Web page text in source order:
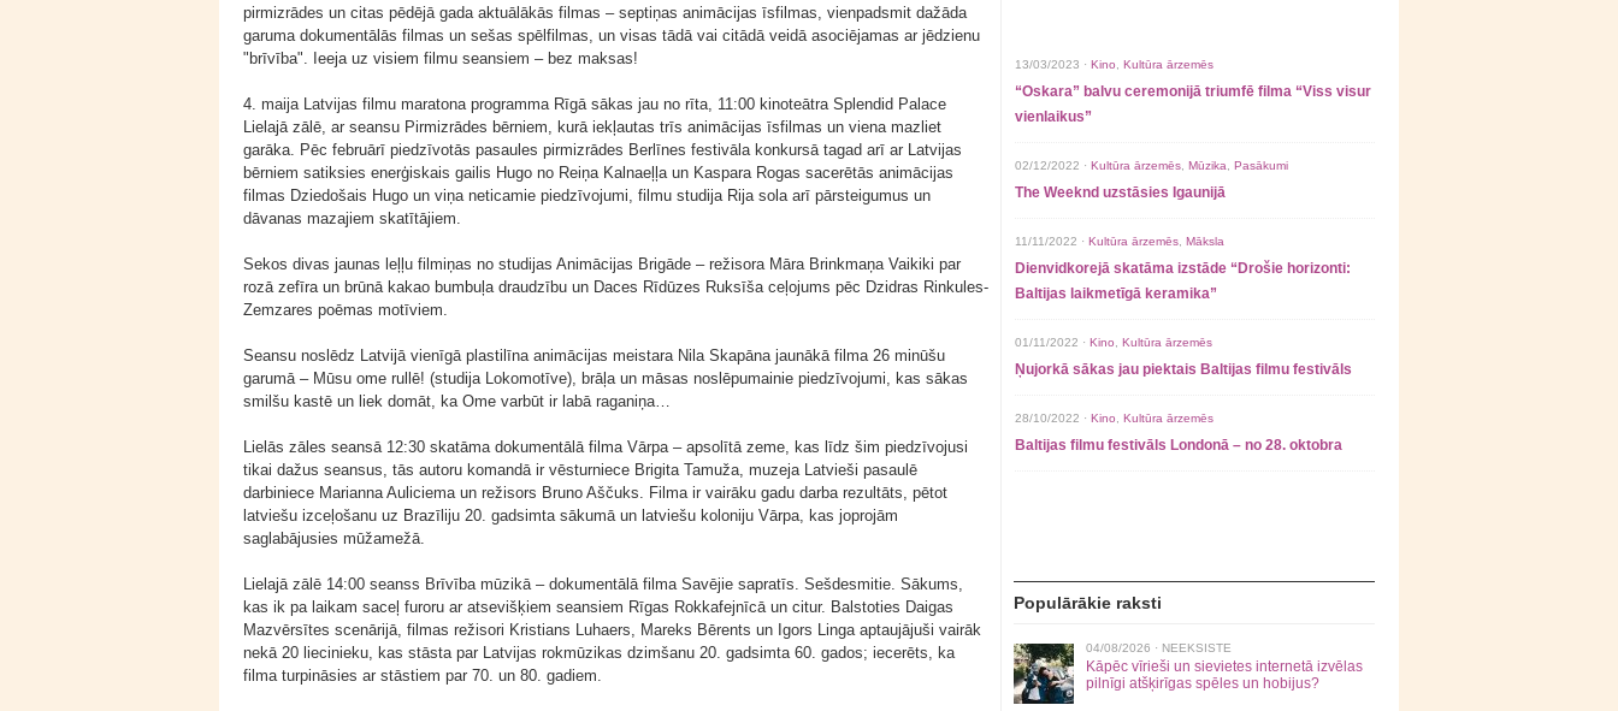
pirmizrādes un citas pēdējā gada aktuālākās filmas – septiņas animācijas īsfilmas, vienpadsmit dažāda
garuma dokumentālās filmas un sešas spēlfilmas, un visas tādā vai citādā veidā asociējamas ar jēdzienu
"brīvība". Ieeja uz visiem filmu seansiem – bez maksas!
4. maija Latvijas filmu maratona programma Rīgā sākas jau no rīta, 11:00 kinoteātra Splendid Palace
Lielajā zālē, ar seansu Pirmizrādes bērniem, kurā iekļautas trīs animācijas īsfilmas un viena mazliet
garāka. Pēc februārī piedzīvotās pasaules pirmizrādes Berlīnes festivāla konkursā tagad arī ar Latvijas
bērniem satiksies enerģiskais gailis Hugo no Reiņa Kalnaeļļa un Kaspara Rogas sacerētās animācijas
filmas Dziedošais Hugo un viņa neticamie piedzīvojumi, filmu studija Rija sola arī pārsteigumus un
dāvanas mazajiem skatītājiem.
Sekos divas jaunas leļļu filmiņas no studijas Animācijas Brigāde – režisora Māra Brinkmaņa Vaikiki par
rozā zefīra un brūnā kakao bumbuļa draudzību un Daces Rīdūzes Ruksīša ceļojums pēc Dzidras Rinkules-
Zemzares poēmas motīviem.
Seansu noslēdz Latvijā vienīgā plastilīna animācijas meistara Nila Skapāna jaunākā filma 26 minūšu
garumā – Mūsu ome rullē! (studija Lokomotīve), brāļa un māsas noslēpumainie piedzīvojumi, kas sākas
smilšu kastē un liek domāt, ka Ome varbūt ir labā raganiņa…
Lielās zāles seansā 12:30 skatāma dokumentālā filma Vārpa – apsolītā zeme, kas līdz šim piedzīvojusi
tikai dažus seansus, tās autoru komandā ir vēsturniece Brigita Tamuža, muzeja Latvieši pasaulē
darbiniece Marianna Auliciema un režisors Bruno Aščuks. Filma ir vairāku gadu darba rezultāts, pētot
latviešu izceļošanu uz Brazīliju 20. gadsimta sākumā un latviešu koloniju Vārpa, kas joprojām
saglabājusies mūžamežā.
Lielajā zālē 14:00 seanss Brīvība mūzikā – dokumentālā filma Savējie sapratīs. Sešdesmitie. Sākums,
kas ik pa laikam saceļ furoru ar atsevišķiem seansiem Rīgas Rokkafejnīcā un citur. Balstoties Daigas
Mazvērsītes scenārijā, filmas režisori Kristians Luhaers, Mareks Bērents un Igors Linga aptaujājuši vairāk
nekā 20 liecinieku, kas stāsta par Latvijas rokmūzikas dzimšanu 20. gadsimta 60. gados; iecerēts, ka
filma turpināsies ar stāstiem par 70. un 80. gadiem.
13/03/2023 · Kino Kultūra ārzemēs
“Oskara” balvu ceremonijā triumfē filma “Viss visur
vienlaikus”
02/12/2022 · Kultūra ārzemēs Mūzika Pasākumi
The Weeknd uzstāsies Igaunijā
11/11/2022 · Kultūra ārzemēs Māksla
Dienvidkorejā skatāma izstāde “Drošie horizonti:
Baltijas laikmetīgā keramika”
01/11/2022 · Kino Kultūra ārzemēs
Ņujorkā sākas jau piektais Baltijas filmu festivāls
28/10/2022 · Kino Kultūra ārzemēs
Baltijas filmu festivāls Londonā – no 28. oktobra
Populārākie raksti
04/08/2026 · NEEKSISTE
Kāpēc vīrieši un sievietes internetā izvēlas
pilnīgi atšķirīgas spēles un hobijus?